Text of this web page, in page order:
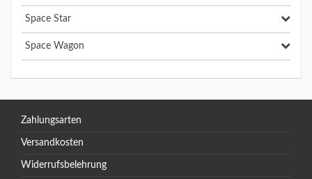
Space Star
Space Wagon
Zahlungsarten
Versandkosten
Widerrufsbelehrung